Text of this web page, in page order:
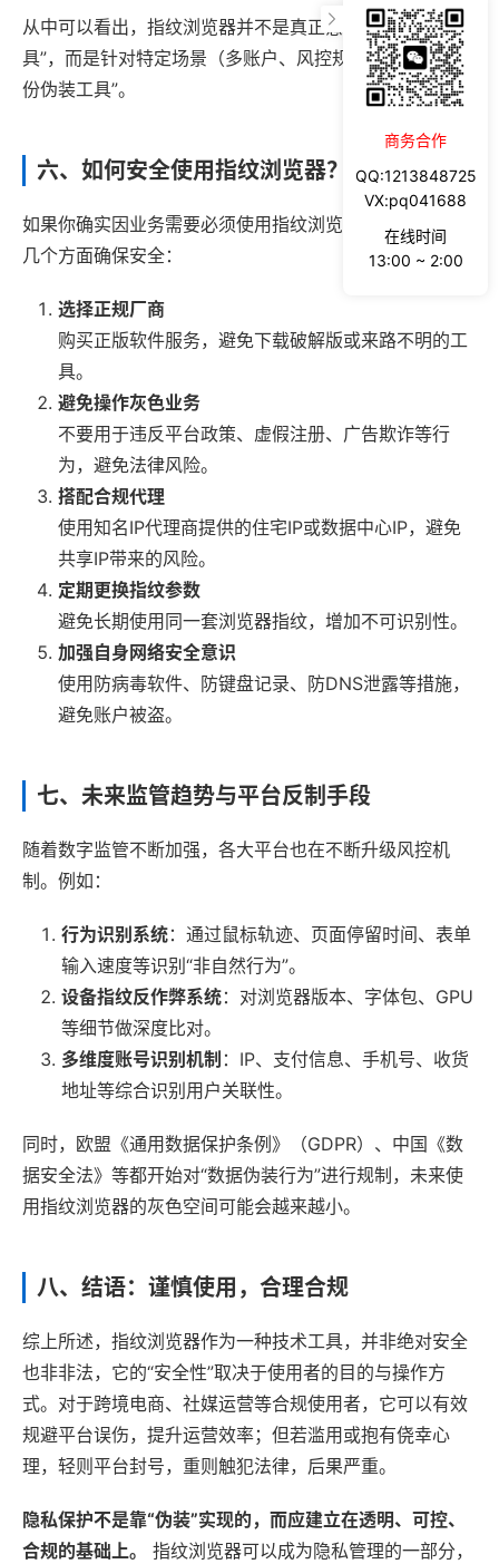
从中可以看出，指纹浏览器并不是真正意义上的“隐私工
具”，而是针对特定场景（多账户、风控规避）开发的“身
份伪装工具”。
六、如何安全使用指纹浏览器？
如果你确实因业务需要必须使用指纹浏览器，建议从以下
几个方面确保安全：
选择正规厂商
购买正版软件服务，避免下载破解版或来路不明的工
具。
避免操作灰色业务
不要用于违反平台政策、虚假注册、广告欺诈等行
为，避免法律风险。
搭配合规代理
使用知名IP代理商提供的住宅IP或数据中心IP，避免
共享IP带来的风险。
定期更换指纹参数
避免长期使用同一套浏览器指纹，增加不可识别性。
加强自身网络安全意识
使用防病毒软件、防键盘记录、防DNS泄露等措施，
避免账户被盗。
七、未来监管趋势与平台反制手段
随着数字监管不断加强，各大平台也在不断升级风控机
制。例如：
行为识别系统：通过鼠标轨迹、页面停留时间、表单
输入速度等识别“非自然行为”。
设备指纹反作弊系统：对浏览器版本、字体包、GPU
等细节做深度比对。
多维度账号识别机制 ：IP、支付信息、手机号、收货
地址等综合识别用户关联性。
同时，欧盟《通用数据保护条例》（GDPR）、中国《数
据安全法》等都开始对“数据伪装行为”进行规制，未来使
用指纹浏览器的灰色空间可能会越来越小。
八、结语：谨慎使用，合理合规
综上所述，指纹浏览器作为一种技术工具，并非绝对安全
也非非法，它的“安全性”取决于使用者的目的与操作方
式。对于跨境电商、社媒运营等合规使用者，它可以有效
规避平台误伤，提升运营效率；但若滥用或抱有侥幸心
理，轻则平台封号，重则触犯法律，后果严重。
隐私保护不是靠“伪装”实现的，而应建立在透明、可控、
合规的基础上。
指纹浏览器可以成为隐私管理的一部分，
商务合作
QQ:1213848725
VX:pq041688
在线时间
13:00 ~ 2:00